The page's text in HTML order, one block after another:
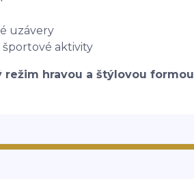
uzávery
športové aktivity
režim hravou a štýlovou formou